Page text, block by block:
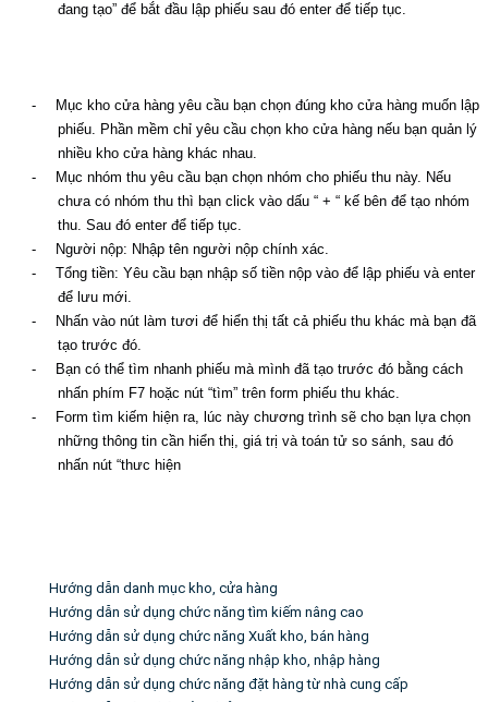
đang tạo” để bắt đầu lập phiếu sau đó enter để tiếp tục.
-
Mục kho cửa hàng yêu cầu bạn chọn đúng kho cửa hàng muốn lập
phiếu. Phần mềm chỉ yêu cầu chọn kho cửa hàng nếu bạn quản lý
nhiều kho cửa hàng khác nhau.
-
Mục nhóm thu yêu cầu bạn chọn nhóm cho phiếu thu này. Nếu
chưa có nhóm thu thì bạn click vào dấu “ + “ kế bên để tạo nhóm
thu. Sau đó enter để tiếp tục.
-
Người nộp: Nhập tên người nộp chính xác.
-
Tổng tiền: Yêu cầu bạn nhập số tiền nộp vào để lập phiếu và enter
để lưu mới.
-
Nhấn vào nút làm tươi để hiển thị tất cả phiếu thu khác mà bạn đã
tạo trước đó.
-
Bạn có thể tìm nhanh phiếu mà mình đã tạo trước đó bằng cách
nhấn phím F7 hoặc nút “tìm” trên form phiếu thu khác.
-
Form tìm kiếm hiện ra, lúc này chương trình sẽ cho bạn lựa chọn
những thông tin cần hiển thị, giá trị và toán tử so sánh, sau đó
nhấn nút “thưc hiện
Hướng dẫn danh mục kho, cửa hàng
Hướng dẫn sử dụng chức năng tìm kiếm nâng cao
Hướng dẫn sử dụng chức năng Xuất kho, bán hàng
Hướng dẫn sử dụng chức năng nhập kho, nhập hàng
Hướng dẫn sử dụng chức năng đặt hàng từ nhà cung cấp